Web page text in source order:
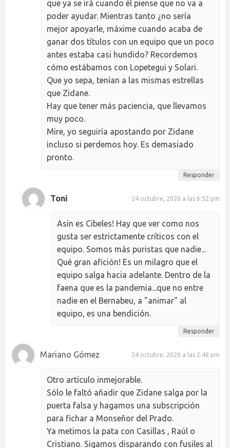
que ya se irá cuando él piense que no va a
poder ayudar. Mientras tanto ¿no sería
mejor apoyarle, máxime cuando acaba de
ganar dos títulos con un equipo que un poco
antes estaba casi hundido? Recordemos
cómo estábamos con Lopetegui y Solari.
Que yo sepa, tenían a las mismas estrellas
que Zidane.
Hay que tener más paciencia, que llevamos
muy poco.
Mire, yo seguiría apostando por Zidane
incluso si perdemos hoy. Es demasiado
pronto.
Responder
Toni 24 octubre, 2020 a las 6:52 pm
Asin es Cibeles! Hay que ver como nos
gusta ser estrictamente críticos con el
equipo. Somos más puristas que nadie...
Qué gran afición! Es un milagro que el
equipo salga hacia adelante. Dentro de la
faena que es la pandemia...que no entre
nadie en el Bernabeu, a "animar" al
equipo, es una bendición.
Responder
Mariano Gómez 24 octubre, 2020 a las 2:48 pm
Otro artículo inmejorable.
Sólo le faltó añadir que Zidane salga por la
puerta falsa y hagamos una subscripción
para fichar a Monseñor del Prado.
Ya metimos la pata con Casillas , Raúl o
Cristiano. Sigamos disparando con fusiles al